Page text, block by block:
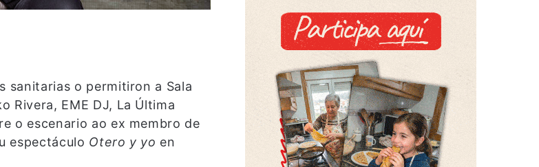
sanitarias o permitiron a Sala
Rivera, EME DJ, La Última
o escenario ao ex membro de
espectáculo Otero y yo en